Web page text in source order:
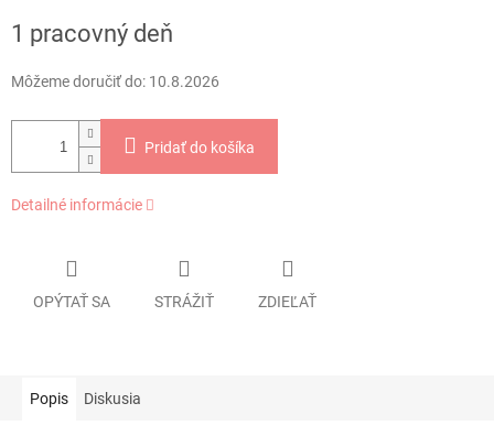
cena:
1 pracovný deň
Môžeme doručiť do: 10.8.2026
Pridať do košíka
Detailné informácie
OPÝTAŤ SA STRÁŽIŤ ZDIEĽAŤ
Popis Diskusia